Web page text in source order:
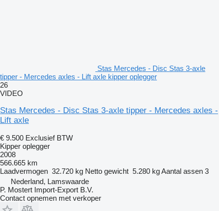
Stas Mercedes - Disc Stas 3-axle
tipper - Mercedes axles - Lift axle kipper oplegger
26
VIDEO
Stas Mercedes - Disc Stas 3-axle tipper - Mercedes axles -
Lift axle
€ 9.500 Exclusief BTW
Kipper oplegger
2008
566.665 km
Laadvermogen 32.720 kg Netto gewicht 5.280 kgAantal assen 3
Nederland, Lamswaarde
P. Mostert Import-Export B.V.
Contact opnemen met verkoper